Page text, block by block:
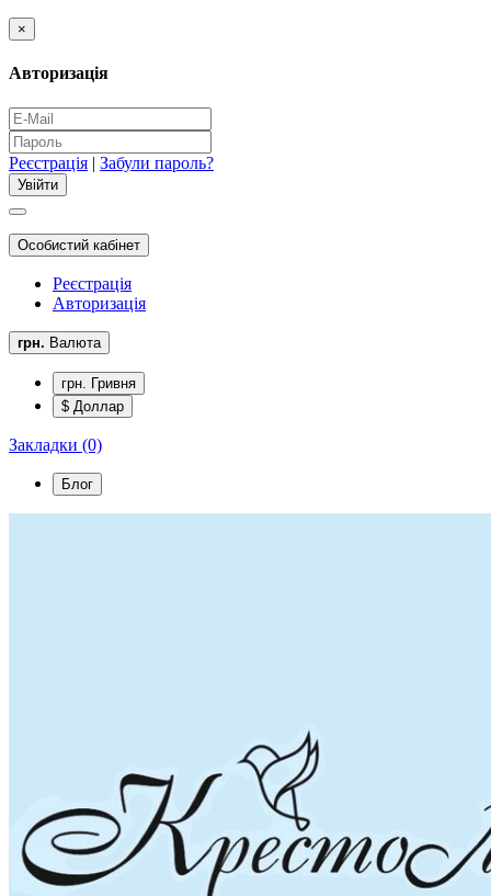
×
Авторизація
Реєстрація | Забули пароль?
Особистий кабінет
Реєстрація
Авторизація
грн. Валюта
грн. Гривня
$ Доллар
Закладки (0)
Блог